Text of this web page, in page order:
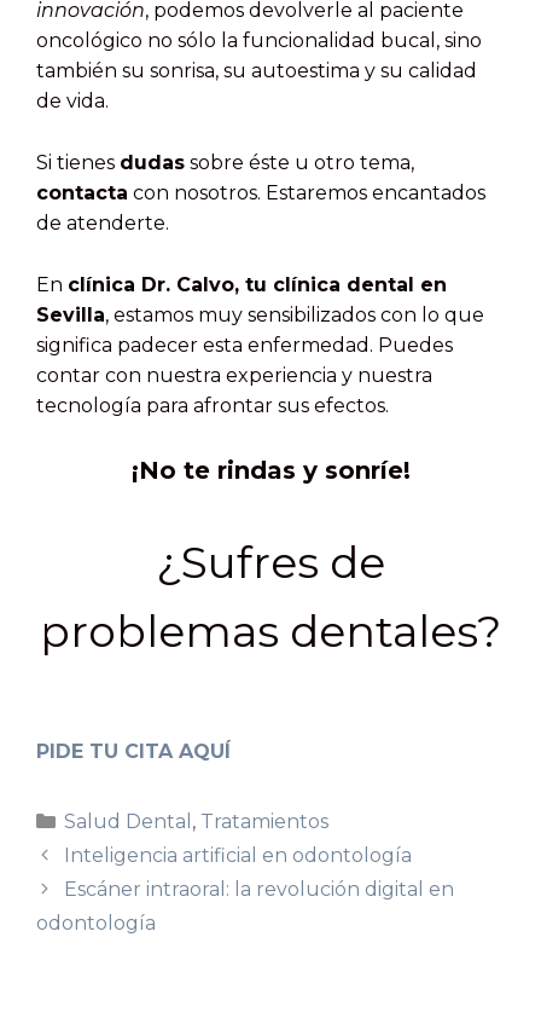
innovación, podemos devolverle al paciente
oncológico no sólo la funcionalidad bucal, sino
también su sonrisa, su autoestima y su calidad
de vida.
Si tienes dudas sobre éste u otro tema,
contacta con nosotros. Estaremos encantados
de atenderte.
En clínica Dr. Calvo, tu clínica dental en
Sevilla, estamos muy sensibilizados con lo que
significa padecer esta enfermedad. Puedes
contar con nuestra experiencia y nuestra
tecnología para afrontar sus efectos.
¡No te rindas y sonríe!
¿Sufres de
problemas dentales?
PIDE TU CITA AQUÍ
Salud Dental , Tratamientos
Inteligencia artificial en odontología
Escáner intraoral: la revolución digital en
odontología